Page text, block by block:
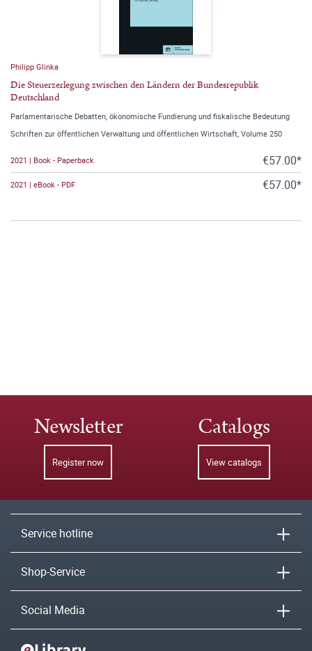
Philipp Glinka
Die Steuerzerlegung zwischen den Ländern der Bundesrepublik
Deutschland
Parlamentarische Debatten, ökonomische Fundierung und fiskalische Bedeutung
Schriften zur öffentlichen Verwaltung und öffentlichen Wirtschaft, Volume 250
2021 | Book - Paperback €57.00*
2021 | eBook - PDF €57.00*
Newsletter
Register now
Catalogs
View catalogs
Service hotline
Shop-Service
Social Media